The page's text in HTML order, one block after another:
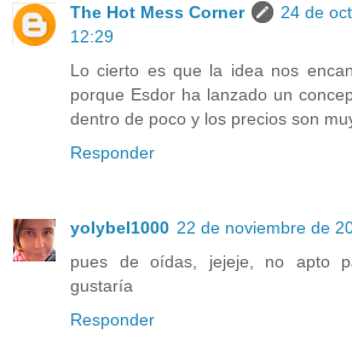
The Hot Mess Corner
24 de
12:29
Lo cierto es que la idea nos
porque Esdor ha lanzado un
dentro de poco y los precios son
Responder
yolybel1000 22 de noviembre de
pues de oídas, jejeje, no apto
gustaría
Responder